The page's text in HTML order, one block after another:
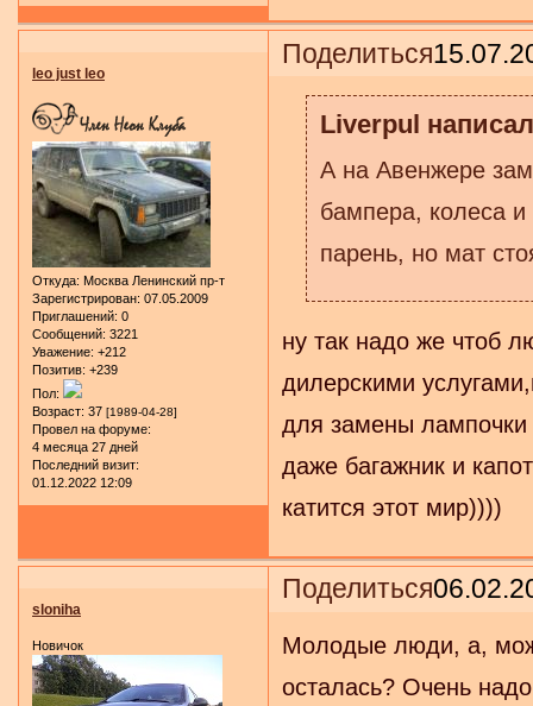
Поделиться
leo just leo
Откуда: Москва Ленинский пр-т
Зарегистрирован: 07.05.2009
Приглашений: 0
Сообщений: 3221
Уважение: +212
Позитив: +239
Пол:
Возраст: 37 [1989-04-28]
Провел на форуме:
4 месяца 27 дней
Последний визит:
01.12.2022 12:09
Liverpul
А на Авенжере
бампера, колеса
парень, но мат
ну так надо же чтоб
дилерскими
для замены лампочки
даже багажник и
катится этот мир))))
Поделиться
sloniha
Новичок
Молодые люди, а,
осталась? Очень